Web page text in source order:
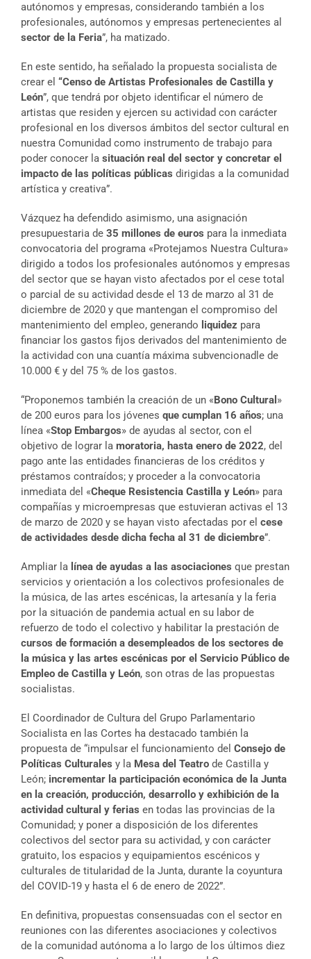
autónomos y empresas, considerando también a los
profesionales, autónomos y empresas pertenecientes al
sector de la Feria”, ha matizado.
En este sentido, ha señalado la propuesta socialista de
crear el “Censo de Artistas Profesionales de Castilla y
León”, que tendrá por objeto identificar el número de
artistas que residen y ejercen su actividad con carácter
profesional en los diversos ámbitos del sector cultural en
nuestra Comunidad como instrumento de trabajo para
poder conocer la situación real del sector y concretar el
impacto de las políticas públicas dirigidas a la comunidad
artística y creativa”.
Vázquez ha defendido asimismo, una asignación
presupuestaria de 35 millones de euros para la inmediata
convocatoria del programa «Protejamos Nuestra Cultura»
dirigido a todos los profesionales autónomos y empresas
del sector que se hayan visto afectados por el cese total
o parcial de su actividad desde el 13 de marzo al 31 de
diciembre de 2020 y que mantengan el compromiso del
mantenimiento del empleo, generando liquidez para
financiar los gastos fijos derivados del mantenimiento de
la actividad con una cuantía máxima subvencionadle de
10.000 € y del 75 % de los gastos.
“Proponemos también la creación de un «Bono Cultural »
de 200 euros para los jóvenes que cumplan 16 años; una
línea «Stop Embargos» de ayudas al sector, con el
objetivo de lograr la moratoria, hasta enero de 2022, del
pago ante las entidades financieras de los créditos y
préstamos contraídos; y proceder a la convocatoria
inmediata del «Cheque Resistencia Castilla y León» para
compañías y microempresas que estuvieran activas el 13
de marzo de 2020 y se hayan visto afectadas por el cese
de actividades desde dicha fecha al 31 de diciembre”.
Ampliar la línea de ayudas a las asociaciones que prestan
servicios y orientación a los colectivos profesionales de
la música, de las artes escénicas, la artesanía y la feria
por la situación de pandemia actual en su labor de
refuerzo de todo el colectivo y habilitar la prestación de
cursos de formación a desempleados de los sectores de
la música y las artes escénicas por el Servicio Público de
Empleo de Castilla y León, son otras de las propuestas
socialistas.
El Coordinador de Cultura del Grupo Parlamentario
Socialista en las Cortes ha destacado también la
propuesta de “impulsar el funcionamiento del Consejo de
Políticas Culturales y la Mesa del Teatro de Castilla y
León; incrementar la participación económica de la Junta
en la creación, producción, desarrollo y exhibición de la
actividad cultural y ferias en todas las provincias de la
Comunidad; y poner a disposición de los diferentes
colectivos del sector para su actividad, y con carácter
gratuito, los espacios y equipamientos escénicos y
culturales de titularidad de la Junta, durante la coyuntura
del COVID-19 y hasta el 6 de enero de 2022”.
En definitiva, propuestas consensuadas con el sector en
reuniones con las diferentes asociaciones y colectivos
de la comunidad autónoma a lo largo de los últimos diez